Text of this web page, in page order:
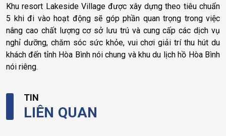
Khu resort Lakeside Village được xây dựng theo tiêu chuẩn
5 khi đi vào hoạt động sẽ góp phần quan trọng trong việc
nâng cao chất lượng cơ sở lưu trú và cung cấp các dịch vụ
nghỉ dưỡng, chăm sóc sức khỏe, vui chơi giải trí thu hút du
khách đến tỉnh Hòa Bình nói chung và khu du lịch hồ Hòa Bình
nói riêng.
TIN
LIÊN QUAN